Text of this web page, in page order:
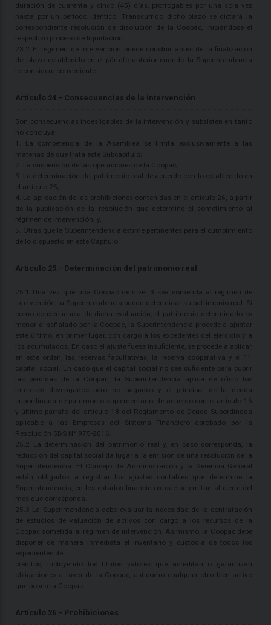
duración de cuarenta y cinco (45) días, prorrogables por una sola vez
hasta por un período idéntico. Transcurrido dicho plazo se dictará la
correspondiente resolución de disolución de la Coopac, iniciándose el
respectivo proceso de liquidación.
23.2 El régimen de intervención puede concluir antes de la finalización
del plazo establecido en el párrafo anterior cuando la Superintendencia
lo considere conveniente.
Artículo 24.- Consecuencias de la intervención
Son consecuencias indesligables de la intervención y subsisten en tanto
no concluya:
1. La competencia de la Asamblea se limita exclusivamente a las
materias de que trata este Subcapítulo;
2. La suspensión de las operaciones de la Coopac;
3. La determinación del patrimonio real de acuerdo con lo establecido en
el artículo 25;
4. La aplicación de las prohibiciones contenidas en el artículo 26, a partir
de la publicación de la resolución que determine el sometimiento al
régimen de intervención; y,
5. Otras que la Superintendencia estime pertinentes para el cumplimiento
de lo dispuesto en este Capítulo.
Artículo 25.- Determinación del patrimonio real
25.1 Una vez que una Coopac de nivel 3 sea sometida al régimen de
intervención, la Superintendencia puede determinar su patrimonio real. Si
como consecuencia de dicha evaluación, el patrimonio determinado es
menor al señalado por la Coopac, la Superintendencia procede a ajustar
este último, en primer lugar, con cargo a los excedentes del ejercicio y a
los acumulados. En caso el ajuste fuese insuficiente, se procede a aplicar,
en este orden, las reservas facultativas, la reserva cooperativa y el 11
capital social. En caso que el capital social no sea suficiente para cubrir
las pérdidas de la Coopac, la Superintendencia aplica de oficio los
intereses devengados pero no pagados y el principal de la deuda
subordinada de patrimonio suplementario, de acuerdo con el artículo 16
y último párrafo del artículo 18 del Reglamento de Deuda Subordinada
aplicable a las Empresas del Sistema Financiero aprobado por la
Resolución SBS N° 975-2016.
25.2 La determinación del patrimonio real y, en caso corresponda, la
reducción del capital social da lugar a la emisión de una resolución de la
Superintendencia. El Consejo de Administración y la Gerencia General
están obligados a registrar los ajustes contables que determine la
Superintendencia, en los estados financieros que se emitan al cierre del
mes que corresponda.
25.3 La Superintendencia debe evaluar la necesidad de la contratación
de estudios de valuación de activos con cargo a los recursos de la
Coopac sometida al régimen de intervención. Asimismo, la Coopac debe
disponer de manera inmediata el inventario y custodia de todos los
expedientes de
créditos, incluyendo los títulos valores que acreditan o garantizan
obligaciones a favor de la Coopac, así como cualquier otro bien activo
que posea la Coopac.
Artículo 26.- Prohibiciones